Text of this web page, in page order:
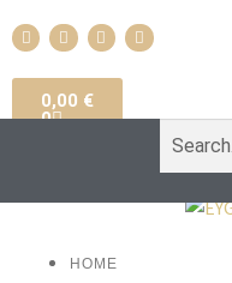
0,00 €
0
HOME